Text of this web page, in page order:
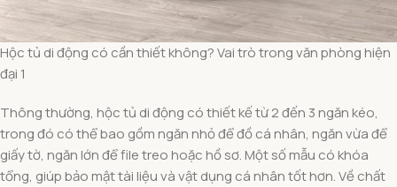
Hộc tủ di động có cần thiết không? Vai trò trong văn phòng hiện
đại 1
Thông thường, hộc tủ di động có thiết kế từ 2 đến 3 ngăn kéo,
trong đó có thể bao gồm ngăn nhỏ để đồ cá nhân, ngăn vừa để
giấy tờ, ngăn lớn để file treo hoặc hồ sơ. Một số mẫu có khóa
tổng, giúp bảo mật tài liệu và vật dụng cá nhân tốt hơn. Về chất